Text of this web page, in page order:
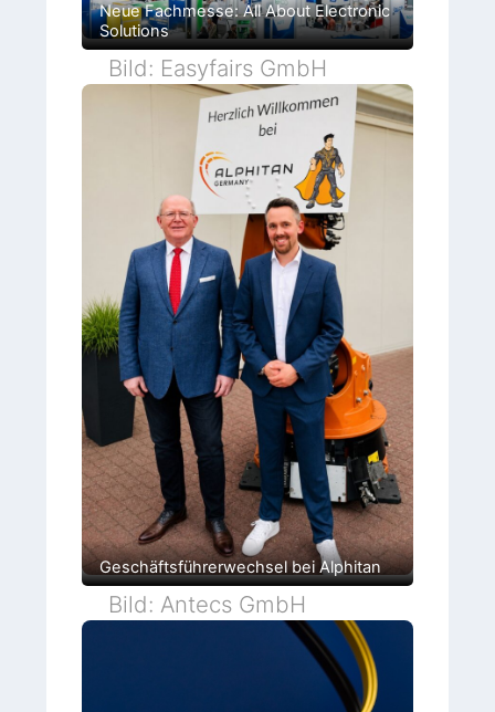
Neue Fachmesse: All About Electronic
Solutions
Bild: Easyfairs GmbH
Geschäftsführerwechsel bei Alphitan
Bild: Antecs GmbH